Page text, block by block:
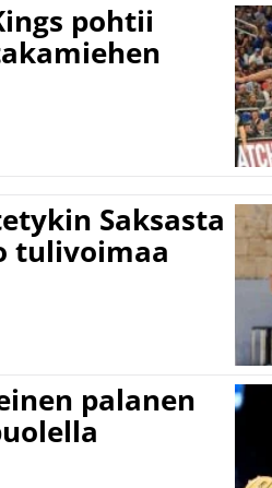
pohtii
Saksasta
tulivoimaa
palanen